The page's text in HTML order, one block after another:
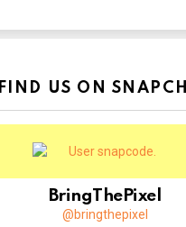
FIND US ON
BringThePixel
@bringthepixel